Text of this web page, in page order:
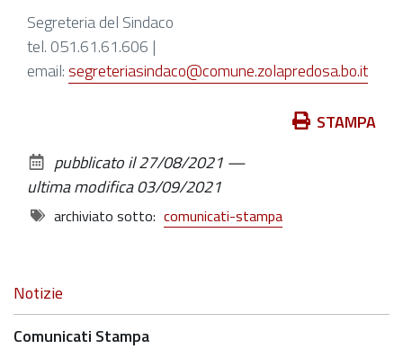
Segreteria del Sindaco
tel. 051.61.61.606 |
email: segreteriasindaco@comune.zolapredosa.bo.it
documento
STAMPA
pubblicato il27/08/2021 —
ultima modifica03/09/2021
archiviato sotto: comunicati-stampa
Navigazione
Notizie
Comunicati Stampa